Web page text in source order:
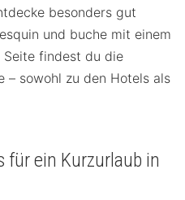
besonders gut
und buche mit einem
Seite findest du die
– sowohl zu den Hotels als
für ein Kurzurlaub in